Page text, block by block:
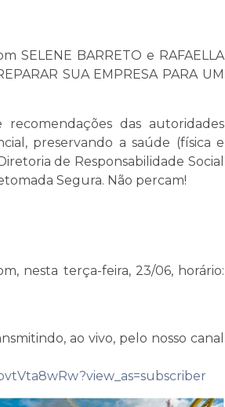
SELENE BARRETO e RAFAELLA
SUA EMPRESA PARA UM
das autoridades
preservando a saúde (física e
de Responsabilidade Social
Segura. Não percam!
nesta terça-feira, 23/06, horário:
ao vivo, pelo nosso canal